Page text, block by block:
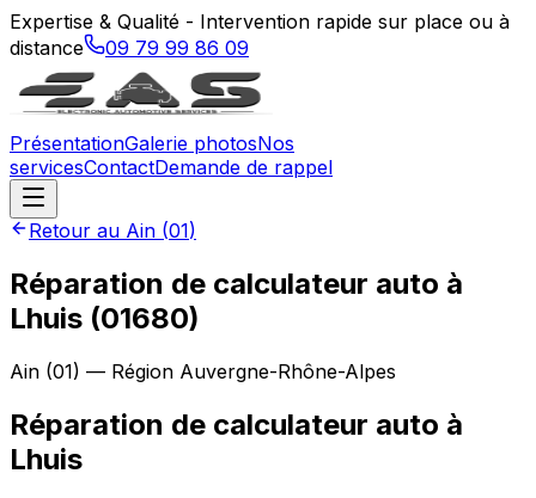
Expertise & Qualité - Intervention rapide sur place ou à
distance
09 79 99 86 09
PrésentationGalerie photosNos
servicesContactDemande de rappel
Retour au Ain (01)
Réparation de calculateur auto à
Lhuis (01680)
Ain (01) — Région Auvergne-Rhône-Alpes
Réparation de calculateur auto à
Lhuis